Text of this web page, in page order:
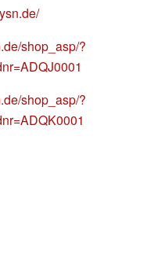
shop_asp/?
shop_asp/?